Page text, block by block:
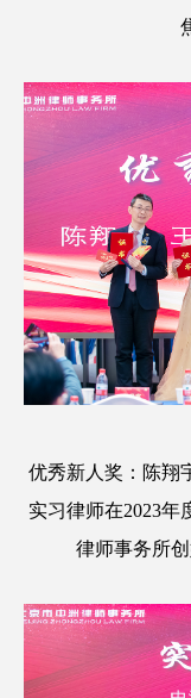
优秀新人奖：陈翔
实习律师在2023年
律师事务所